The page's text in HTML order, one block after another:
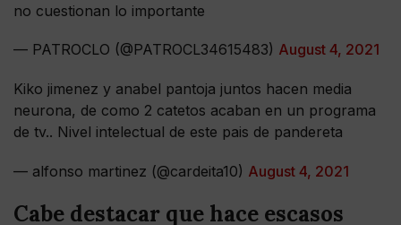
no cuestionan lo importante
— PATROCLO (@PATROCL34615483) August 4, 2021
Kiko jimenez y anabel pantoja juntos hacen media
neurona, de como 2 catetos acaban en un programa
de tv.. Nivel intelectual de este pais de pandereta
— alfonso martinez (@cardeita10) August 4, 2021
Cabe destacar que hace escasos